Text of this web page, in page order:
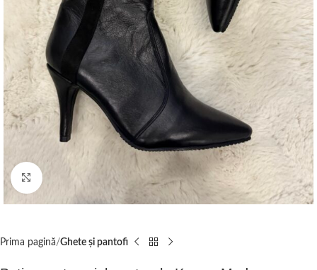
Prima pagină Ghete și pantofi